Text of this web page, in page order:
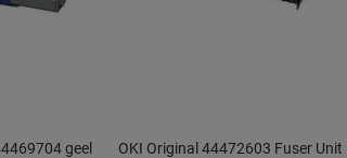
geel OKI Original 44472603 Fuser Unit